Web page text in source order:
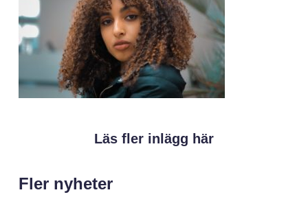
Läs fler inlägg här
Fler nyheter